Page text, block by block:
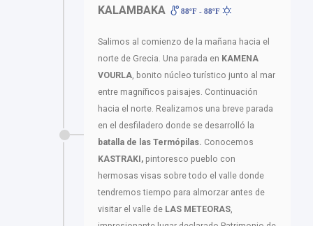
KALAMBAKA
88ºF - 88ºF
Salimos al comienzo de la mañana hacia el
norte de Grecia. Una parada en KAMENA
VOURLA , bonito núcleo turístico junto al mar
entre magníficos paisajes. Continuación
hacia el norte. Realizamos una breve parada
en el desfiladero donde se desarrolló la
batalla de las Termópilas. Conocemos
KASTRAKI, pintoresco pueblo con
hermosas visas sobre todo el valle donde
tendremos tiempo para almorzar antes de
visitar el valle de LAS METEORAS